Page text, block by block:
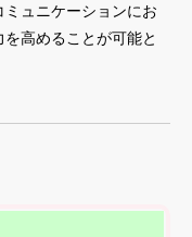
ュニケーションにお
高めることが可能と